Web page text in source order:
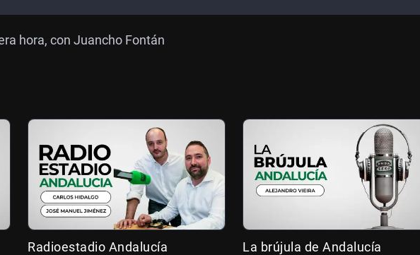
hora, con Juancho Fontán
Radioestadio Andalucía La brújula de Andalucía